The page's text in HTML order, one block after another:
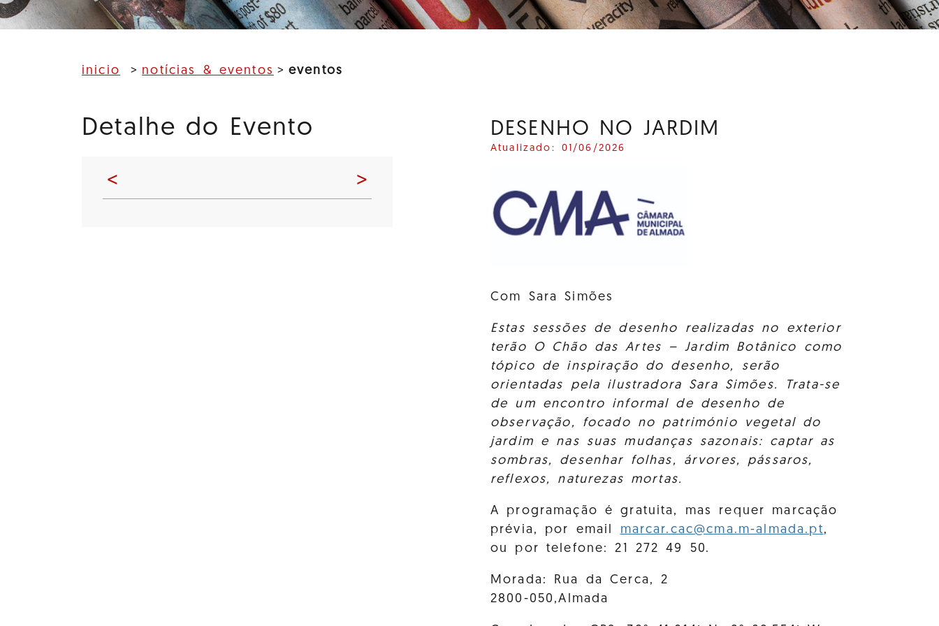
inicio notícias & eventos eventos
Detalhe do Evento
< >
DESENHO NO JARDIM
Atualizado: 01/06/2026
Com Sara Simões
Estas sessões de desenho realizadas no exterior
terão O Chão das Artes – Jardim Botânico como
tópico de inspiração do desenho, serão
orientadas pela ilustradora Sara Simões. Trata-se
de um encontro informal de desenho de
observação, focado no património vegetal do
jardim e nas suas mudanças sazonais: captar as
sombras, desenhar folhas, árvores, pássaros,
reflexos, naturezas mortas.
A programação é gratuita, mas requer marcação
prévia, por email marcar.cac@cma.m-almada.pt,
ou por telefone: 21 272 49 50.
Morada: Rua da Cerca, 2
2800-050,Almada